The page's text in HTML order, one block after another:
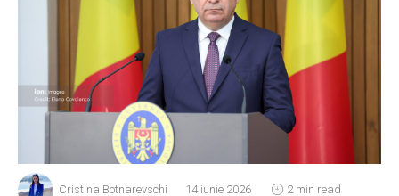
Cristina Botnarevschi 14 iunie 2026 2 min read